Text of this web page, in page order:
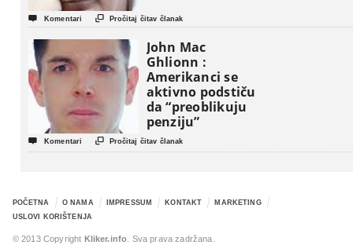
 Komentari  Pročitaj čitav članak
John Mac
Ghlionn :
Amerikanci se
aktivno podstiču
da “preoblikuju
penziju”
 Komentari  Pročitaj čitav članak
POČETNA O NAMA IMPRESSUM KONTAKT
MARKETING
USLOVI KORIŠTENJA
© 2013 Copyright Kliker.info . Sva prava zadržana.